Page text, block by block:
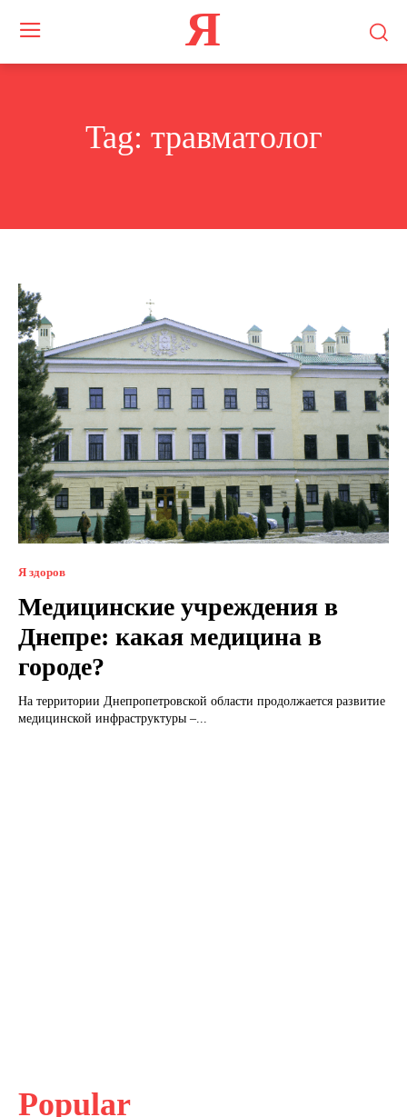
Я
Tag: травматолог
Я здоров
Медицинские учреждения в
Днепре: какая медицина в
городе?
На территории Днепропетровской области продолжается развитие
медицинской инфраструктуры –...
Popular